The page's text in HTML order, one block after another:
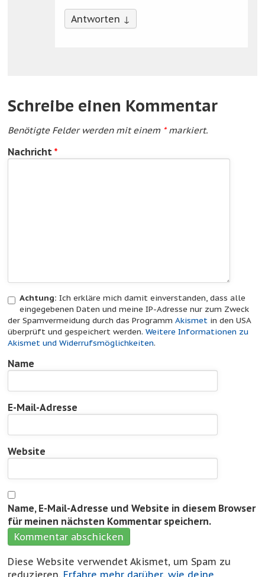
Antworten ↓
Schreibe einen Kommentar
Benötigte Felder werden mit einem *markiert.
Nachricht *
Achtung: Ich erkläre mich damit einverstanden, dass alle
eingegebenen Daten und meine IP-Adresse nur zum Zweck
der Spamvermeidung durch das ProgrammAkismet in den USA
überprüft und gespeichert werden.Weitere Informationen zu
Akismet und Widerrufsmöglichkeiten.
Name
E-Mail-Adresse
Website
Name, E-Mail-Adresse und Website in diesem Browser
für meinen nächsten Kommentar speichern.
Diese Website verwendet Akismet, um Spam zu
reduzieren. Erfahre mehr darüber, wie deine